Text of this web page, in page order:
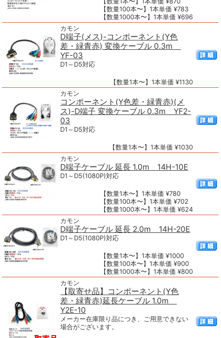
【数量100本〜】1本単価 ¥783
【数量1000本〜】1本単価 ¥696
カモン
D端子(メス)-コンポーネント(Y色
差・緑青赤) 変換ケーブル 0.3m
YF-03
D1～D5対応
【数量1本〜】1本単価 ¥1130
カモン
コンポーネント(Y色差・緑青赤)(メ
ス)-D端子 変換ケーブル 0.3m YF2-
03
D1～D5対応
【数量1本〜】1本単価 ¥1030
カモン
D端子ケーブル 延長 1.0m 14H-10E
D1～D5(1080P)対応
【数量1本〜】1本単価 ¥780
【数量100本〜】1本単価 ¥702
【数量1000本〜】1本単価 ¥624
カモン
D端子ケーブル 延長 2.0m 14H-20E
D1～D5(1080P)対応
【数量1本〜】1本単価 ¥1000
【数量100本〜】1本単価 ¥900
【数量1000本〜】1本単価 ¥800
カモン
【取寄せ品】コンポーネント(Y色
差・緑青赤)延長ケーブル 1.0m
Y2E-10
メーカー在庫限り品につき、ご用意できない
場合がございます。